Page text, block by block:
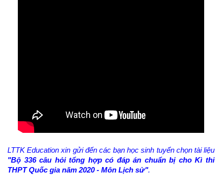
LTTK Education xin gửi đến các bạn học sinh tuyển chọn tài liệu
"Bộ 336 câu hỏi tổng hợp có đáp án chuẩn bị cho Kì thi
THPT Quốc gia năm 2020 - Môn Lịch sử".